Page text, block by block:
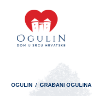
OGULIN / GRAĐANI OGULINA